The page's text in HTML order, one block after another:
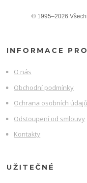
© 1995–2026
INFORMACE
O nás
Obchodní podmínky
Ochrana osobních údajů
Odstoupení od smlouvy
Kontakty
UŽITEČNÉ